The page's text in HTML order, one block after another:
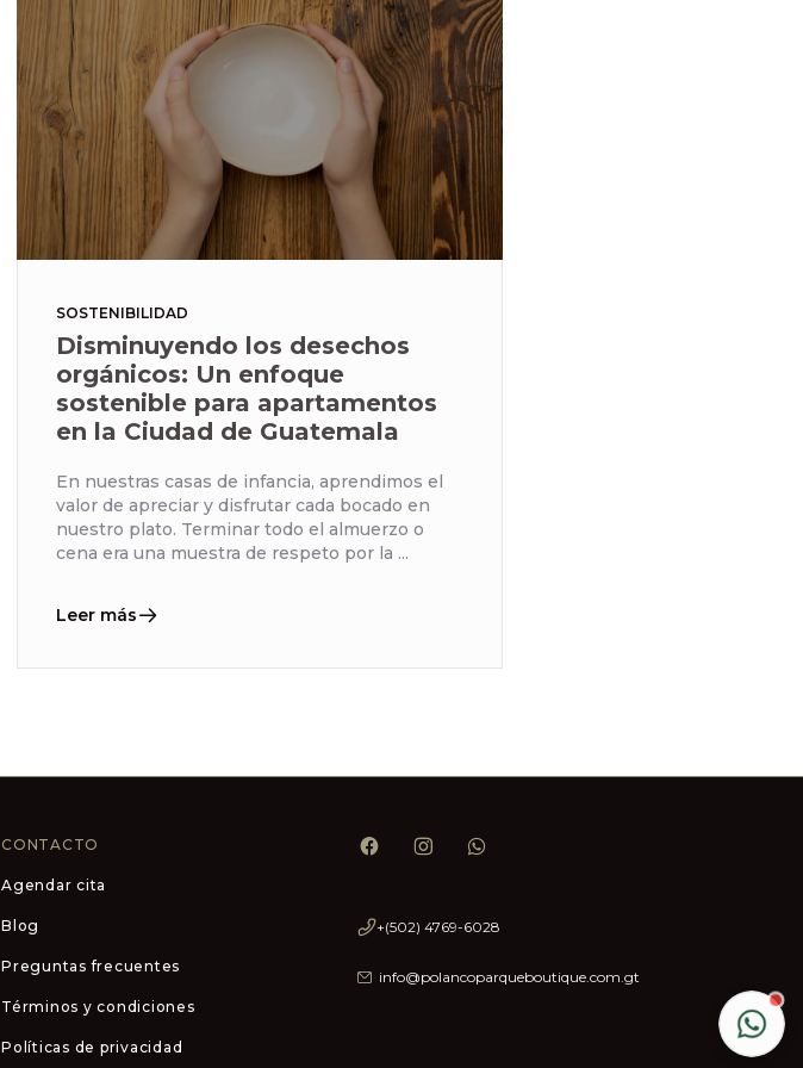
SOSTENIBILIDAD
Disminuyendo los desechos
orgánicos: Un enfoque
sostenible para apartamentos
en la Ciudad de Guatemala
En nuestras casas de infancia, aprendimos el
valor de apreciar y disfrutar cada bocado en
nuestro plato. Terminar todo el almuerzo o
cena era una muestra de respeto por la ...
Leer más
CONTACTO
Agendar cita
Blog
Preguntas frecuentes
Términos y condiciones
Políticas de privacidad
+(502) 4769-6028
info@polancoparqueboutique.com.gt